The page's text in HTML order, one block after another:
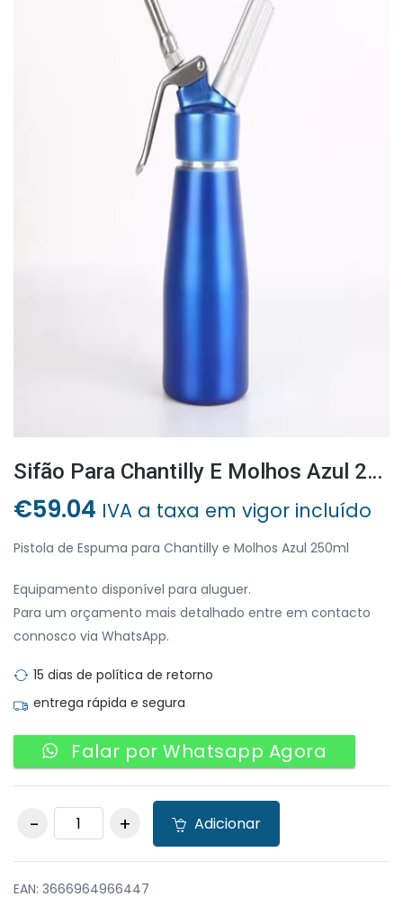
Sifão Para Chantilly E Molhos Azul 250ml
€59.04 IVA a taxa em vigor incluído
Pistola de Espuma para Chantilly e Molhos Azul 250ml
Equipamento disponível para aluguer.
Para um orçamento mais detalhado entre em contacto
connosco via WhatsApp.
15 dias de política de retorno
entrega rápida e segura
Falar por Whatsapp Agora
Sifão para Chantilly
e Molhos Azul 250ml
Adicionar
EAN: 3666964966447